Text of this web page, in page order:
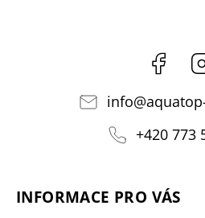
info@
+420 773
INFORMACE PRO VÁS